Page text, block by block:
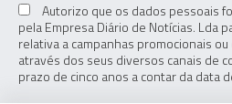
Autorizo que os dados pessoais
pela Empresa Diário de Notícias. Lda
relativa a campanhas promocionais
através dos seus diversos canais de
prazo de cinco anos a contar da data